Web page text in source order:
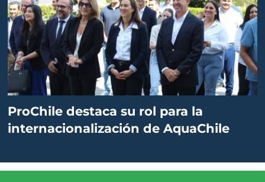
ProChile destaca su rol para la
internacionalización de AquaChile